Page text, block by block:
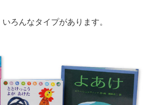
ろんなタイプがあります。